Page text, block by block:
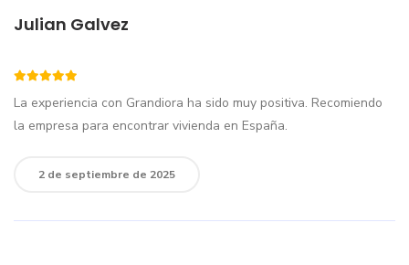
Julian Galvez
La experiencia con Grandiora ha sido muy positiva. Recomiendo
la empresa para encontrar vivienda en España.
2 de septiembre de 2025